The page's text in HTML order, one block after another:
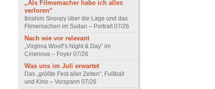
„Als Filmemacher habe ich alles
verloren“
Ibrahim Snoopy über die Lage und das
Filmemachen im Sudan – Portrait 07/26
Nach wie vor relevant
„Virginia Woolf’s Night & Day“ im
Cinenova – Foyer 07/26
Was uns im Juli erwartet
Das „größte Fest aller Zeiten“, Fußball
und Kino – Vorspann 07/26